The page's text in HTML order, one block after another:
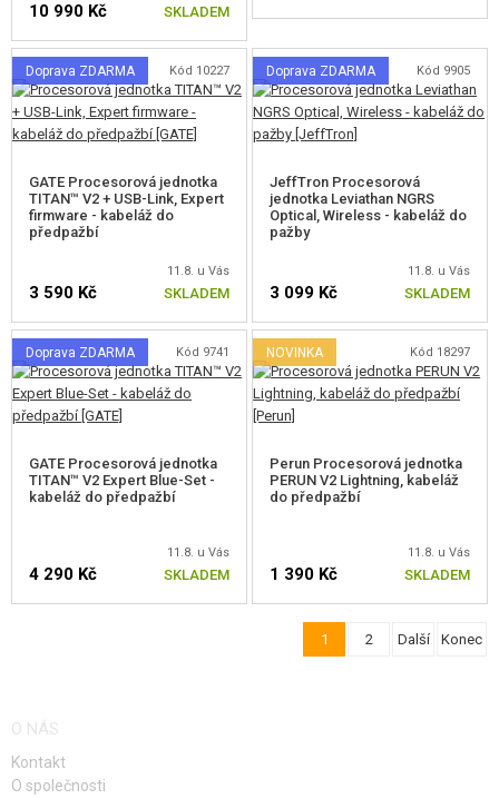
10 990 Kč SKLADEM
Doprava ZDARMA Kód 10227
GATE Procesorová jednotka
TITAN™ V2 + USB-Link, Expert
firmware - kabeláž do
předpažbí
11.8. u Vás
3 590 Kč SKLADEM
Doprava ZDARMA Kód 9905
JeffTron Procesorová
jednotka Leviathan NGRS
Optical, Wireless - kabeláž do
pažby
11.8. u Vás
3 099 Kč SKLADEM
Doprava ZDARMA Kód 9741
GATE Procesorová jednotka
TITAN™ V2 Expert Blue-Set -
kabeláž do předpažbí
11.8. u Vás
4 290 Kč SKLADEM
NOVINKA Kód 18297
Perun Procesorová jednotka
PERUN V2 Lightning, kabeláž
do předpažbí
11.8. u Vás
1 390 Kč SKLADEM
1 2 Další Konec
O NÁS
Kontakt
O společnosti